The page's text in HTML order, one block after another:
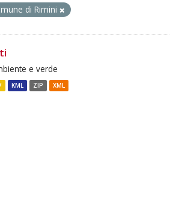
di Rimini
e verde
KML ZIP XML